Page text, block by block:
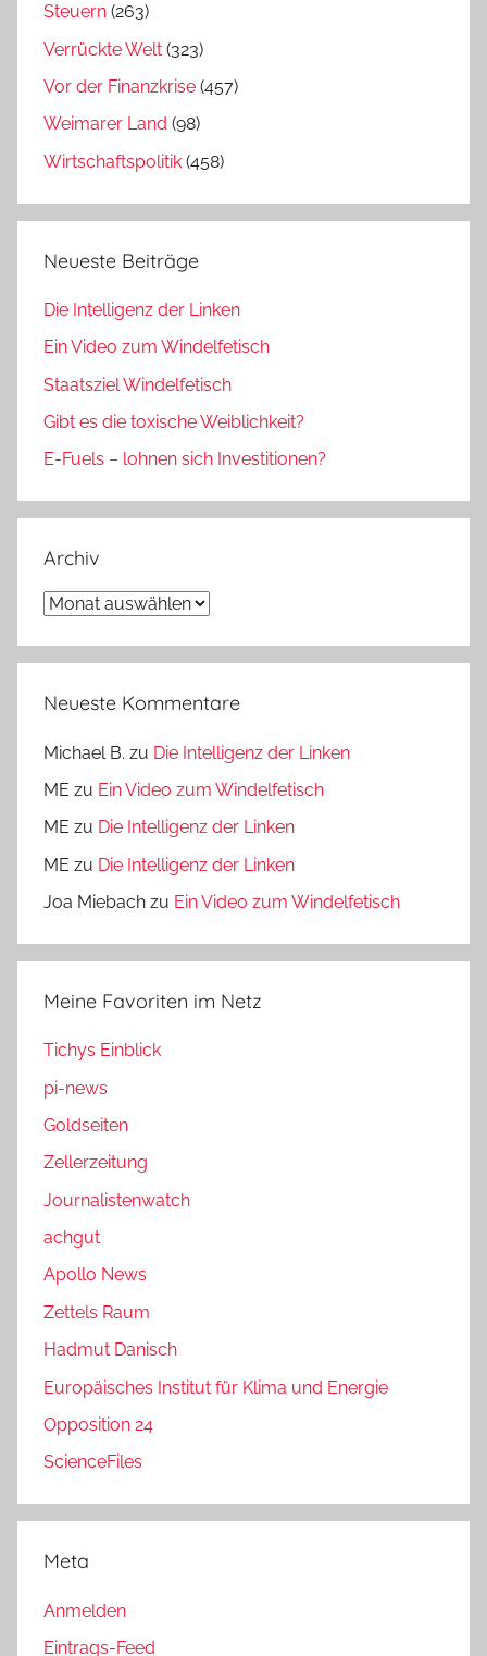
Steuern (263)
Verrückte Welt (323)
Vor der Finanzkrise (457)
Weimarer Land (98)
Wirtschaftspolitik (458)
Neueste Beiträge
Die Intelligenz der Linken
Ein Video zum Windelfetisch
Staatsziel Windelfetisch
Gibt es die toxische Weiblichkeit?
E-Fuels – lohnen sich Investitionen?
Archiv
Archiv
Neueste Kommentare
Michael B. zu Die Intelligenz der Linken
ME zu Ein Video zum Windelfetisch
ME zu Die Intelligenz der Linken
ME zu Die Intelligenz der Linken
Joa Miebach zu Ein Video zum Windelfetisch
Meine Favoriten im Netz
Tichys Einblick
pi-news
Goldseiten
Zellerzeitung
Journalistenwatch
achgut
Apollo News
Zettels Raum
Hadmut Danisch
Europäisches Institut für Klima und Energie
Opposition 24
ScienceFiles
Meta
Anmelden
Eintrags-Feed